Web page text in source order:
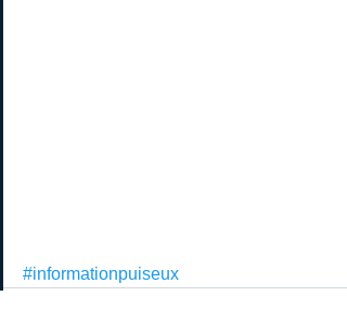
#informationpuiseux